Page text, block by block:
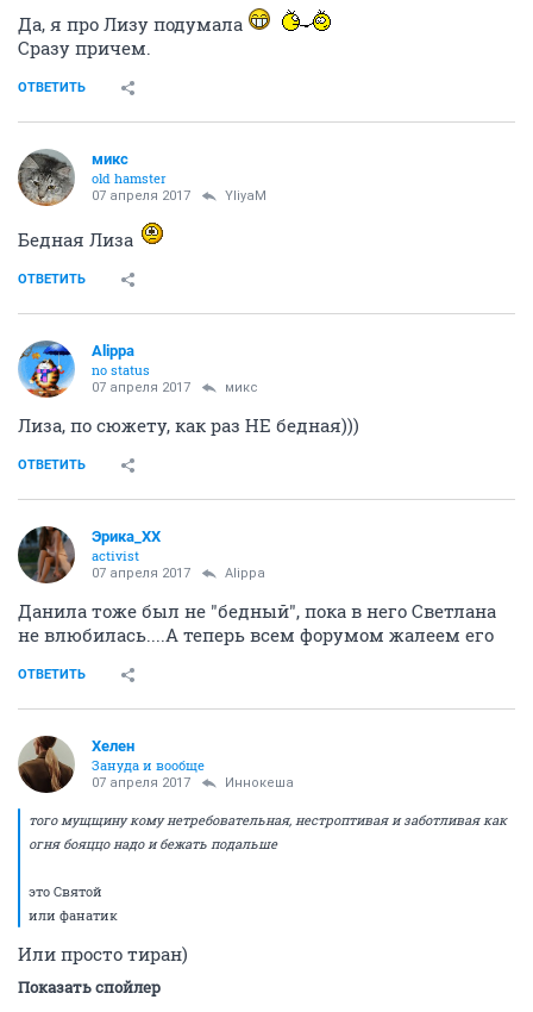
Да, я про Лизу подумала
Сразу причем.
ОТВЕТИТЬ
микс
old hamster
07 апреля 2017 YliyaM
Бедная Лиза
ОТВЕТИТЬ
Alippa
no status
07 апреля 2017 микс
Лиза, по сюжету, как раз НЕ бедная)))
ОТВЕТИТЬ
Эрика_ХХ
activist
07 апреля 2017 Alippa
Данила тоже был не "бедный", пока в него Светлана
не влюбилась....А теперь всем форумом жалеем его
ОТВЕТИТЬ
Хелен
Зануда и вообще
07 апреля 2017 Иннокеша
того мущщину кому нетребовательная, нестроптивая и заботливая как
огня бояццо надо и бежать подальше
это Святой
или фанатик
Или просто тиран)
Показать спойлер